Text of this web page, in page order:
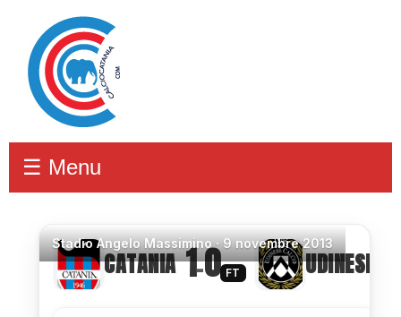
☰ Menu
StadioAngelo Massimino ·9 novembre 2013
CATANIA 1–0 FT UDINESE